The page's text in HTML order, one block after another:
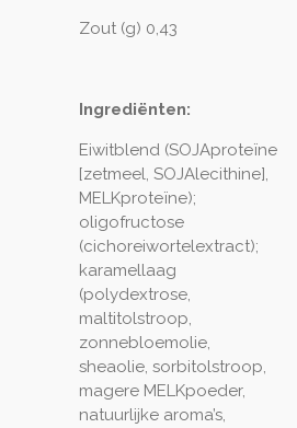
Zout (g) 0,43
Ingrediënten:
Eiwitblend (SOJAproteïne
[zetmeel, SOJAlecithine],
MELKproteïne);
oligofructose
(cichoreiwortelextract);
karamellaag
(polydextrose,
maltitolstroop,
zonnebloemolie,
sheaolie, sorbitolstroop,
magere MELKpoeder,
natuurlijke aroma’s,